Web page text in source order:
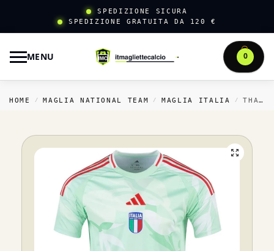
SPEDIZIONE SICURA
SPEDIZIONE GRATUITA DA 120 €
MENU 0
HOME / MAGLIA NATIONAL TEAM / MAGLIA ITALIA / THAILANDIA TRASFERTA MAGLIA ITALIA 2025 VERDE